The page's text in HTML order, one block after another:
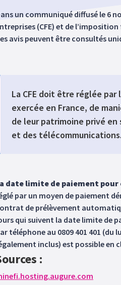
un communiqué diffusé le 6
(CFE) et de
avis peuvent être consultés
La CFE doit être réglée
exercée en France, de
de leur patrimoine privé
et des télécommunications.
date limite de paiement pour
par un moyen de paiement
de prélèvement
qui suivent la date limite de
téléphone au 0809 401 401 (du
inclus) est possible en
: